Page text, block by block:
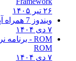
ویندوز 7 همراه آپدیت 7 SP1
ROM - برنامه نرو | ابزار رایت حرفه ای و